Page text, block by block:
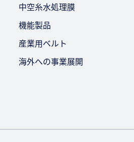
中空糸水処理膜
機能製品
産業用ベルト
海外への事業展開